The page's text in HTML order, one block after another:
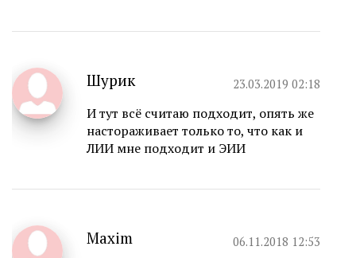
Шурик 23.03.2019 02:18
И тут всё считаю подходит, опять же
настораживает только то, что как и
ЛИИ мне подходит и ЭИИ
Maxim 06.11.2018 12:53